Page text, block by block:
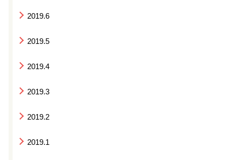
2019.6
2019.5
2019.4
2019.3
2019.2
2019.1